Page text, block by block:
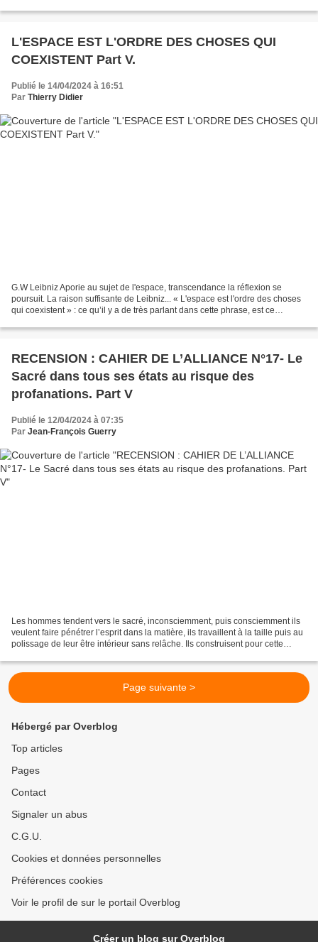
L'ESPACE EST L'ORDRE DES CHOSES QUI
COEXISTENT Part V.
Publié le 14/04/2024 à 16:51
Par Thierry Didier
G.W Leibniz Aporie au sujet de l'espace, transcendance la réflexion se
poursuit. La raison suffisante de Leibniz... « L'espace est l'ordre des choses
qui coexistent » : ce qu’il y a de très parlant dans cette phrase, est ce
RECENSION : CAHIER DE L’ALLIANCE N°17- Le
Sacré dans tous ses états au risque des
profanations. Part V
Publié le 12/04/2024 à 07:35
Par Jean-François Guerry
Les hommes tendent vers le sacré, inconsciemment, puis consciemment ils
veulent faire pénétrer l’esprit dans la matière, ils travaillent à la taille puis au
polissage de leur être intérieur sans relâche. Ils construisent pour cette
Page suivante >
Hébergé par Overblog
Top articles
Pages
Contact
Signaler un abus
C.G.U.
Cookies et données personnelles
Préférences cookies
Voir le profil de sur le portail Overblog
Créer un blog sur Overblog